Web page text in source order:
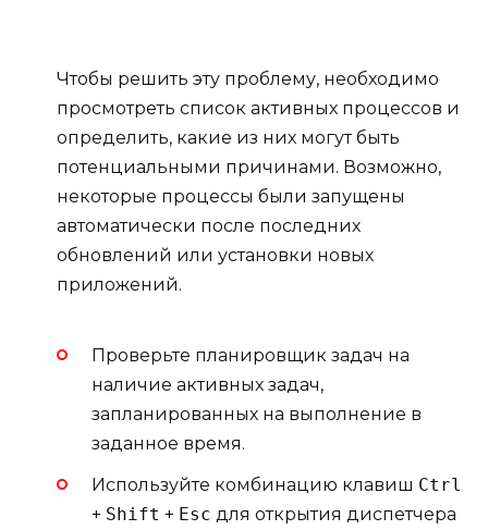
Чтобы решить эту проблему, необходимо
просмотреть список активных процессов и
определить, какие из них могут быть
потенциальными причинами. Возможно,
некоторые процессы были запущены
автоматически после последних
обновлений или установки новых
приложений.
Проверьте планировщик задач на
наличие активных задач,
запланированных на выполнение в
заданное время.
Используйте комбинацию клавиш Ctrl
+ Shift + Esc для открытия диспетчера